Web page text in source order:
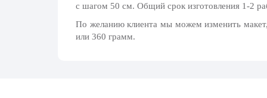
5 декабря, День начала
9 декабря, Международный день
с шагом 50 см. Общий срок изготовления 1-2
По желанию клиента мы можем изменить
или 360 грамм.